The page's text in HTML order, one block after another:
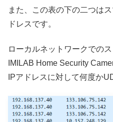
また、この表の下の二つは
ドレスです。
ローカルネットワークでの
IMILAB Home Security
IPアドレスに対して何度か